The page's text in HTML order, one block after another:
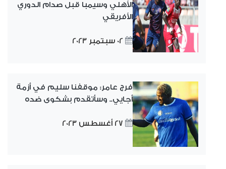
الأهلي وسيمبا قبل صدام الدوري
الأفريقي
02 سبتمبر 2023
فرج عامر: موقفنا سليم في أزمة
أجايي.. وسأتقدم بشكوى ضده
27 أغسطس 2023